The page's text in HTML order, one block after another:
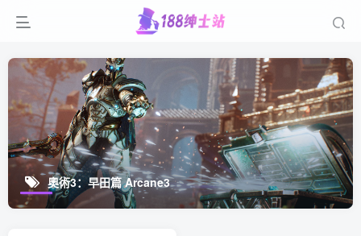
奧術3：早田篇 Arcane3